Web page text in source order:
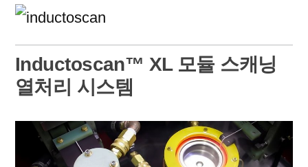
Inductoscan™ XL 모듈 스캐닝
열처리 시스템